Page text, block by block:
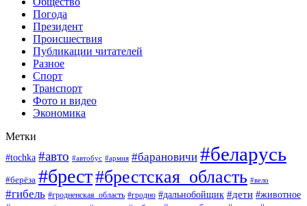
Погода
Президент
Происшествия
Публикации читателей
Разное
Спорт
Транспорт
Фото и видео
Экономика
Метки
#tochka #авто #автобус #армия #барановичи #беларусь
#берёза #брест#брестская_область #вело
#гибель #гродненская_область #гродно #дальнобойщик #дети #животное